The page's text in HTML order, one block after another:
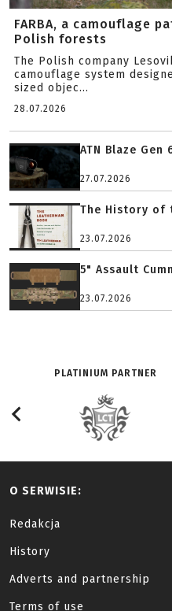
FARBA, a camouflage
Polish forests
The Polish company
camouflage system
sized objec...
28.07.2026
ATN Blaze
27.07.2026
The History of
23.07.2026
5" Assault
23.07.2026
PLATINIUM PARTNER
O SERWISIE:
Redakcja
History
Adverts and partnership
Terms of use